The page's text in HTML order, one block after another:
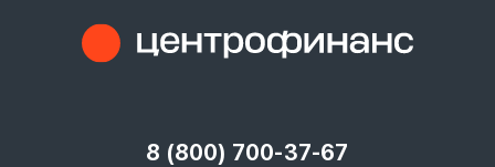
8 (800) 700-37-67
Войти под другим номером